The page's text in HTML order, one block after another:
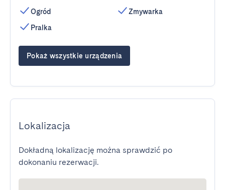
Ogród
Pralka
Zmywarka
Pokaż wszystkie urządzenia
Lokalizacja
Dokładną lokalizację można sprawdzić po
dokonaniu rezerwacji.